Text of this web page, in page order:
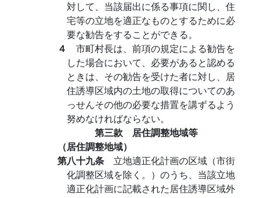
対して、当該届出に係る事項に関し、住
宅等の立地を適正なものとするために必
要な勧告をすることができる。
４ 市町村長は、前項の規定による勧告を
した場合において、必要があると認める
ときは、その勧告を受けた者に対し、居
住誘導区域内の土地の取得についてのあ
っせんその他の必要な措置を講ずるよう
努めなければならない。
第三款 居住調整地域等
（居住調整地域）
第八十九条 立地適正化計画の区域（市街
化調整区域を除く。）のうち、当該立地
適正化計画に記載された居住誘導区域外